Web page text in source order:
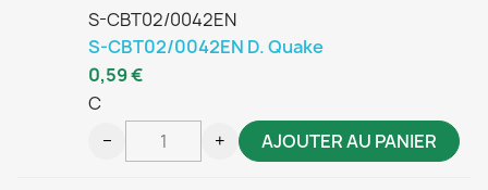
S-CBT02/0042EN
S-CBT02/0042EN D. Quake
C
0,59 €
− + AJOUTER AU PANIER